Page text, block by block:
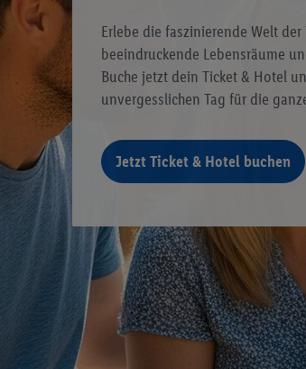
Erlebe die faszinierende Welt
beeindruckende Lebensräume
Buche jetzt dein Ticket & Hotel
unvergesslichen Tag für die
Jetzt Ticket & Hotel buchen